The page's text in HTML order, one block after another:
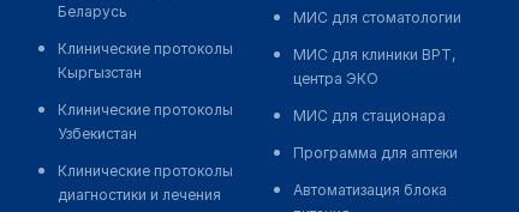
Беларусь
Клинические протоколы
Кыргызстан
Клинические протоколы
Узбекистан
Клинические протоколы
диагностики и лечения
МИС для стоматологии
МИС для клиники ВРТ,
центра ЭКО
МИС для стационара
Программа для аптеки
Автоматизация блока